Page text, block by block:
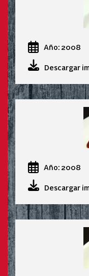
Año: 2008
Descargar
Año: 2008
Descargar